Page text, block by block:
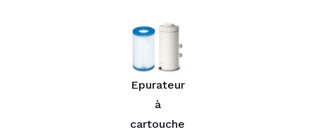
Epurateur
à
cartouche